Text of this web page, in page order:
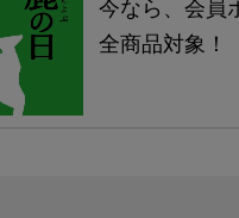
今なら、会員
全商品対象！